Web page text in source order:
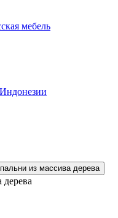
мебель
из массива дерева